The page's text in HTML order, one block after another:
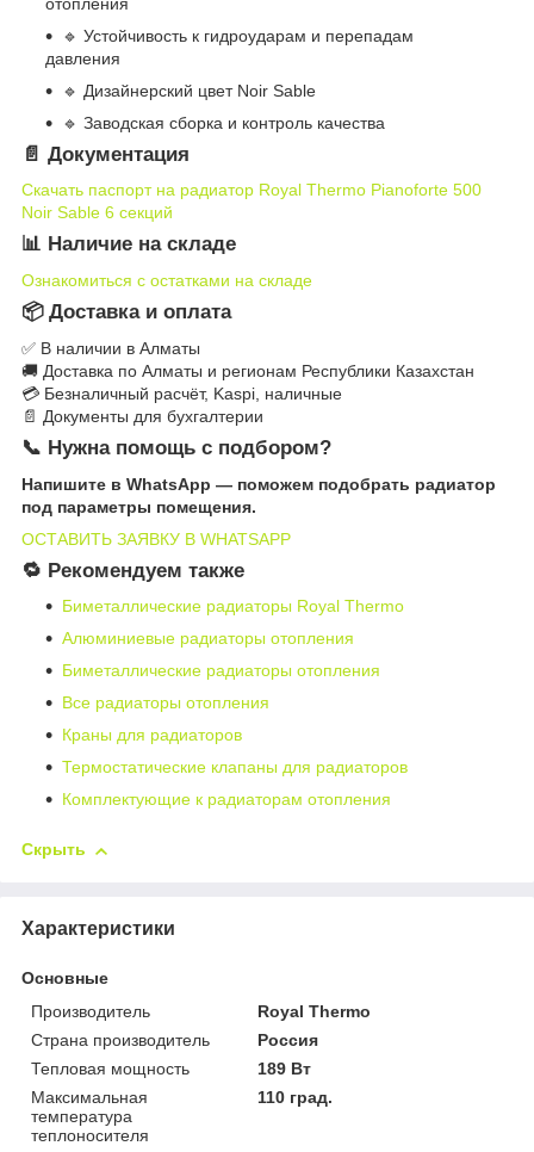
🔹 Устойчивость к гидроударам и перепадам
давления
🔹 Дизайнерский цвет Noir Sable
🔹 Заводская сборка и контроль качества
📄 Документация
Скачать паспорт на радиатор Royal Thermo Pianoforte 500
Noir Sable 6 секций
📊 Наличие на складе
Ознакомиться с остатками на складе
📦 Доставка и оплата
✅ В наличии в Алматы
🚚 Доставка по Алматы и регионам Республики Казахстан
💳 Безналичный расчёт, Kaspi, наличные
📄 Документы для бухгалтерии
📞 Нужна помощь с подбором?
Напишите в WhatsApp — поможем подобрать радиатор
под параметры помещения.
ОСТАВИТЬ ЗАЯВКУ В WHATSAPP
🔁 Рекомендуем также
Биметаллические радиаторы Royal Thermo
Алюминиевые радиаторы отопления
Биметаллические радиаторы отопления
Все радиаторы отопления
Краны для радиаторов
Термостатические клапаны для радиаторов
Комплектующие к радиаторам отопления
Скрыть
Характеристики
Основные
Производитель
Royal Thermo
Страна производитель
Россия
Тепловая мощность
189 Вт
Максимальная
температура
теплоносителя
110 град.